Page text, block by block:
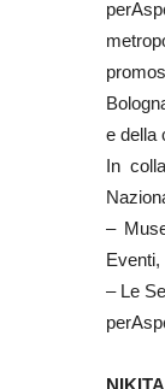
e della
In
–
– Le
NIKITA